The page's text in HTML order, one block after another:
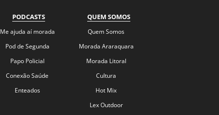
PODCASTS
Me ajuda aí morada
Pod de Segunda
Papo Policial
Conexão Saúde
Enteados
QUEM SOMOS
Quem Somos
Morada Araraquara
Morada Litoral
Cultura
Hot Mix
Lex Outdoor